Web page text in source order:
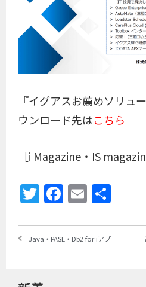
『イグアスお薦めソリュ
ウンロード先はこちら
［i Magazine・IS
Twitter
Facebook
Email
Java・PASE・Db2 for iアプリケーションのパフォーマンス最適化をガイド ～IBMが 「IBM Power10 performance optimization for IBM i」を公開